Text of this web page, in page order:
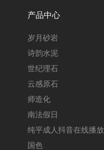
产品中心
岁月砂岩
诗韵水泥
世纪理石
云感原石
师造化
南法假日
纯平成人抖音在线播放
国色